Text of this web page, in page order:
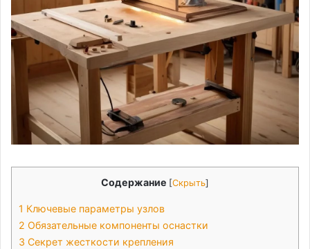
Содержание [Скрыть]
1 Ключевые параметры узлов
2 Обязательные компоненты оснастки
3 Секрет жесткости крепления